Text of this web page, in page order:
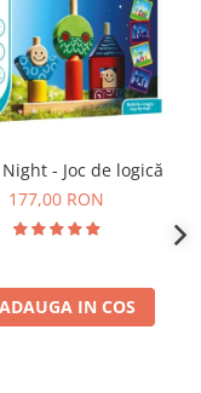
- Joc de logică
177,00 RON
ADAUGA IN COS